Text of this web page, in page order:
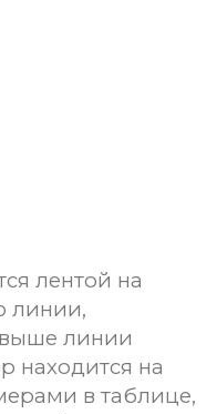
лентой на
линии,
выше линии
находится на
в таблице,